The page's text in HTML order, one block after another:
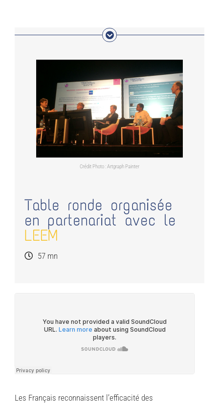
Crédit Photo : Artgraph Painter
Table ronde organisée
en partenariat avec le
LEEM
57 mn
Les Français reconnaissent l’efficacité des